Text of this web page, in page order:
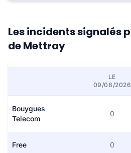
Les incidents signalés
de Mettray
LE
09/08/2026
Bouygues
Telecom
0
Free 0